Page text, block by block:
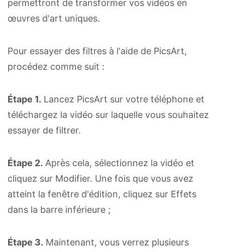
permettront de transformer vos vidéos en
œuvres d'art uniques.
Pour essayer des filtres à l'aide de PicsArt,
procédez comme suit :
Étape 1. Lancez PicsArt sur votre téléphone et
téléchargez la vidéo sur laquelle vous souhaitez
essayer de filtrer.
Étape 2. Après cela, sélectionnez la vidéo et
cliquez sur Modifier. Une fois que vous avez
atteint la fenêtre d'édition, cliquez sur Effets
dans la barre inférieure ;
Étape 3. Maintenant, vous verrez plusieurs